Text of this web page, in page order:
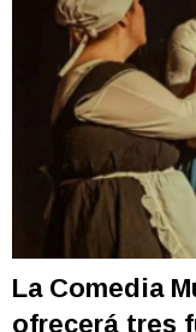
La Comedia
ofrecerá tres